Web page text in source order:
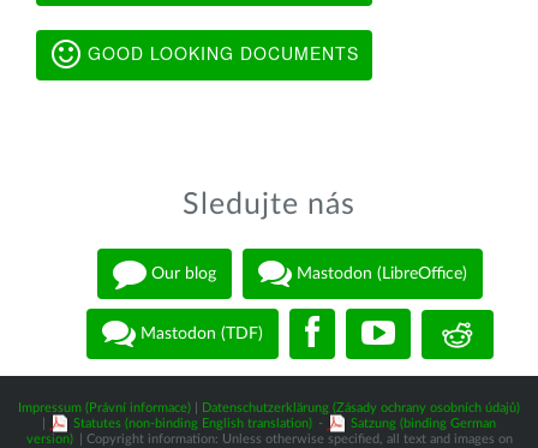
GOOD LOOKING DOCUMENTS
Sledujte nás
Our blog Mastodon (LibreOffice)
Mastodon (TDF)
Impressum (Právní informace)
Datenschutzerklärung (Zásady ochrany osobních údajů)
Statutes (non-binding English translation) -
Satzung (binding German
version)
| Copyright information: Unless otherwise specified, all text and images on